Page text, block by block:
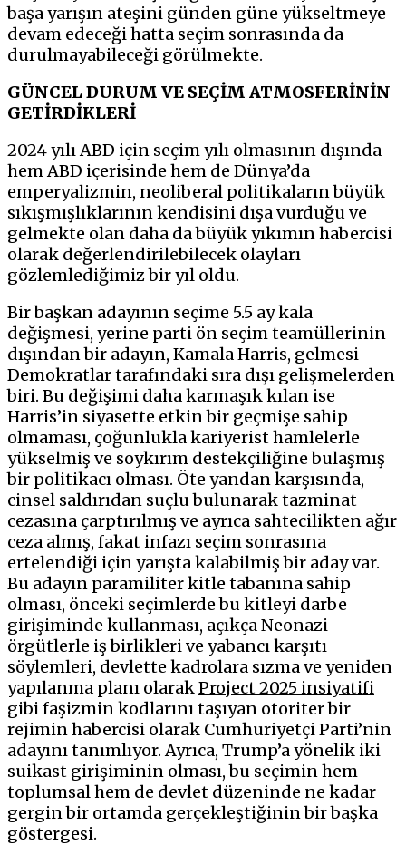
başa yarışın ateşini günden güne yükseltmeye
devam edeceği hatta seçim sonrasında da
durulmayabileceği görülmekte.
GÜNCEL DURUM VE SEÇİM ATMOSFERİNİN
GETİRDİKLERİ
2024 yılı ABD için seçim yılı olmasının dışında
hem ABD içerisinde hem de Dünya’da
emperyalizmin, neoliberal politikaların büyük
sıkışmışlıklarının kendisini dışa vurduğu ve
gelmekte olan daha da büyük yıkımın habercisi
olarak değerlendirilebilecek olayları
gözlemlediğimiz bir yıl oldu.
Bir başkan adayının seçime 5.5 ay kala
değişmesi, yerine parti ön seçim teamüllerinin
dışından bir adayın, Kamala Harris, gelmesi
Demokratlar tarafındaki sıra dışı gelişmelerden
biri. Bu değişimi daha karmaşık kılan ise
Harris’in siyasette etkin bir geçmişe sahip
olmaması, çoğunlukla kariyerist hamlelerle
yükselmiş ve soykırım destekçiliğine bulaşmış
bir politikacı olması. Öte yandan karşısında,
cinsel saldırıdan suçlu bulunarak tazminat
cezasına çarptırılmış ve ayrıca sahtecilikten ağır
ceza almış, fakat infazı seçim sonrasına
ertelendiği için yarışta kalabilmiş bir aday var.
Bu adayın paramiliter kitle tabanına sahip
olması, önceki seçimlerde bu kitleyi darbe
girişiminde kullanması, açıkça Neonazi
örgütlerle iş birlikleri ve yabancı karşıtı
söylemleri, devlette kadrolara sızma ve yeniden
yapılanma planı olarakProject 2025 insiyatifi
gibi faşizmin kodlarını taşıyan otoriter bir
rejimin habercisi olarak Cumhuriyetçi Parti’nin
adayını tanımlıyor. Ayrıca, Trump’a yönelik iki
suikast girişiminin olması, bu seçimin hem
toplumsal hem de devlet düzeninde ne kadar
gergin bir ortamda gerçekleştiğinin bir başka
göstergesi.